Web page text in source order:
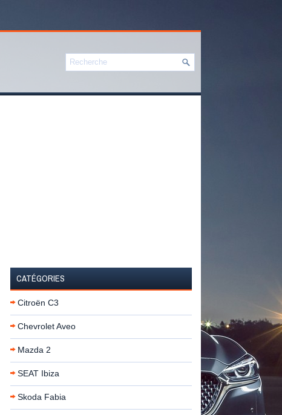
CATÉGORIES
Citroën C3
Chevrolet Aveo
Mazda 2
SEAT Ibiza
Skoda Fabia